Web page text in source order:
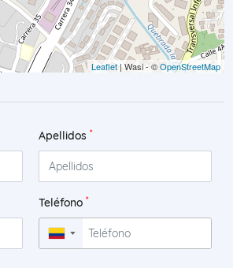
Leaflet| Wasi - ©OpenStreetMap
Apellidos *
Teléfono *
▼